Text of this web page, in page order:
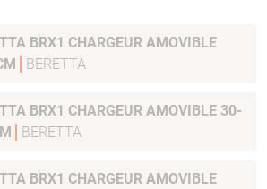
BRX1 CHARGEUR AMOVIBLE
BERETTA
BRX1 CHARGEUR AMOVIBLE 30-
BERETTA
BRX1 CHARGEUR AMOVIBLE